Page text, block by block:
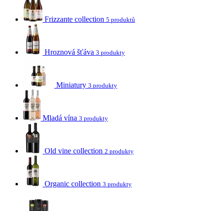
Frizzante collection 5 produktů
Hroznová šťáva 3 produkty
Miniatury 3 produkty
Mladá vína 3 produkty
Old vine collection 2 produkty
Organic collection 3 produkty